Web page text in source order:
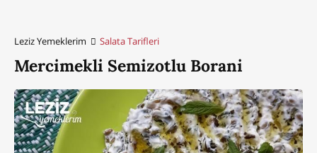
Leziz Yemeklerim Salata Tarifleri
Mercimekli Semizotlu Borani